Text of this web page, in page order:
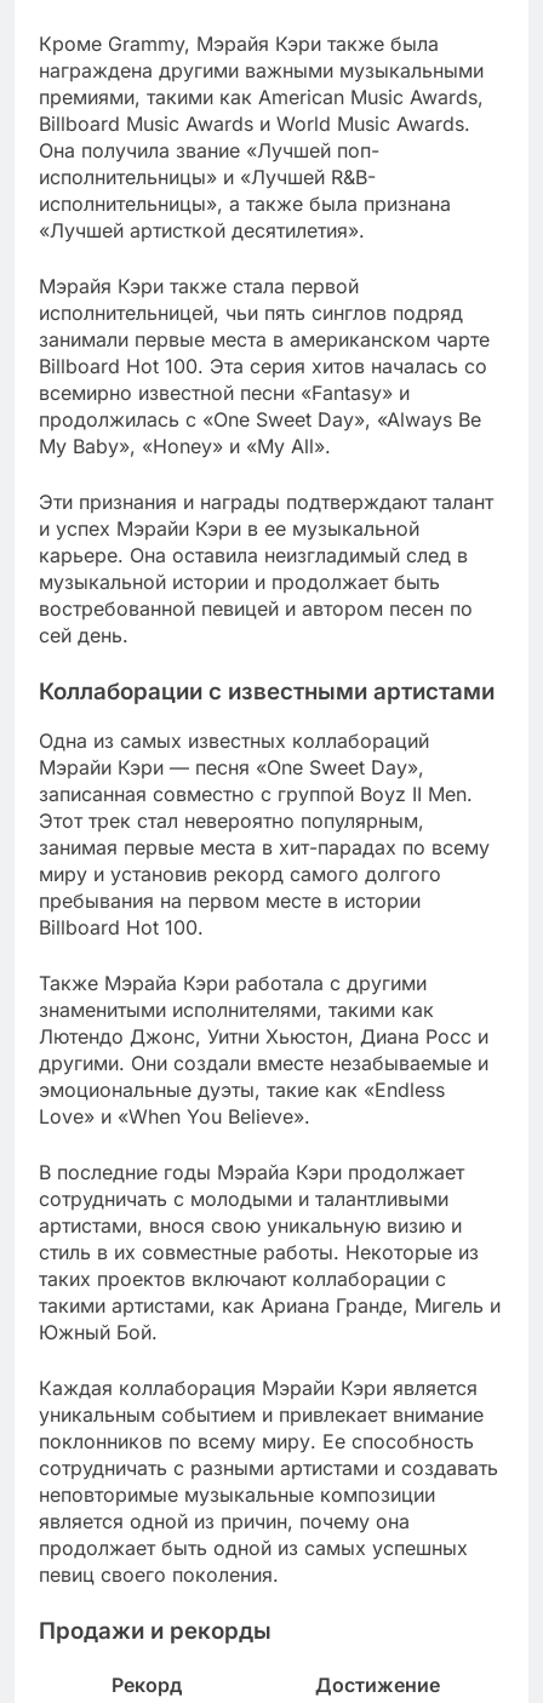
Кроме Grammy, Мэрайя Кэри также была
награждена другими важными музыкальными
премиями, такими как American Music Awards,
Billboard Music Awards и World Music Awards.
Она получила звание «Лучшей поп-
исполнительницы» и «Лучшей R&B-
исполнительницы», а также была признана
«Лучшей артисткой десятилетия».
Мэрайя Кэри также стала первой
исполнительницей, чьи пять синглов подряд
занимали первые места в американском чарте
Billboard Hot 100. Эта серия хитов началась со
всемирно известной песни «Fantasy» и
продолжилась с «One Sweet Day», «Always Be
My Baby», «Honey» и «My All».
Эти признания и награды подтверждают талант
и успех Мэрайи Кэри в ее музыкальной
карьере. Она оставила неизгладимый след в
музыкальной истории и продолжает быть
востребованной певицей и автором песен по
сей день.
Коллаборации с известными артистами
Одна из самых известных коллабораций
Мэрайи Кэри — песня «One Sweet Day»,
записанная совместно с группой Boyz II Men.
Этот трек стал невероятно популярным,
занимая первые места в хит-парадах по всему
миру и установив рекорд самого долгого
пребывания на первом месте в истории
Billboard Hot 100.
Также Мэрайа Кэри работала с другими
знаменитыми исполнителями, такими как
Лютендо Джонс, Уитни Хьюстон, Диана Росс и
другими. Они создали вместе незабываемые и
эмоциональные дуэты, такие как «Endless
Love» и «When You Believe».
В последние годы Мэрайа Кэри продолжает
сотрудничать с молодыми и талантливыми
артистами, внося свою уникальную визию и
стиль в их совместные работы. Некоторые из
таких проектов включают коллаборации с
такими артистами, как Ариана Гранде, Мигель и
Южный Бой.
Каждая коллаборация Мэрайи Кэри является
уникальным событием и привлекает внимание
поклонников по всему миру. Ее способность
сотрудничать с разными артистами и создавать
неповторимые музыкальные композиции
является одной из причин, почему она
продолжает быть одной из самых успешных
певиц своего поколения.
Продажи и рекорды
Рекорд Достижение